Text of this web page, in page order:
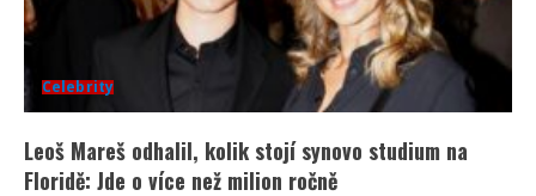
Celebrity
Leoš Mareš odhalil, kolik stojí synovo studium na
Floridě: Jde o více než milion ročně